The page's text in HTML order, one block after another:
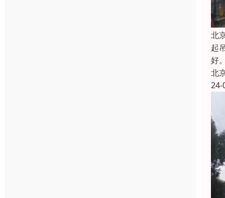
北
起
好
北
24-